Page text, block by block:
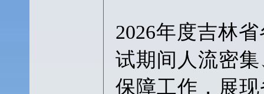
2026年度吉林
试期间人流密
保障工作，展